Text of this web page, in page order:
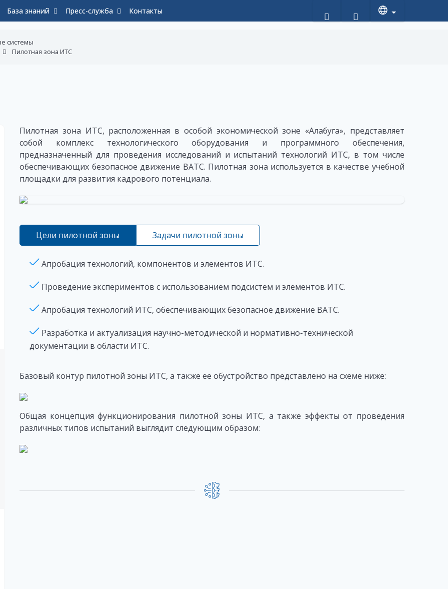
База знаний Пресс-служба Контакты
системы
Пилотная зона ИТС
Пилотная зона ИТС, расположенная в особой экономической зоне «Алабуга», представляет
собой комплекс технологического оборудования и программного обеспечения,
предназначенный для проведения исследований и испытаний технологий ИТС, в том числе
обеспечивающих безопасное движение ВАТС. Пилотная зона используется в качестве учебной
площадки для развития кадрового потенциала.
Цели пилотной зоны Задачи пилотной зоны
Апробация технологий, компонентов и элементов ИТС.
Проведение экспериментов с использованием подсистем и элементов ИТС.
Апробация технологий ИТС, обеспечивающих безопасное движение ВАТС.
Разработка и актуализация научно-методической и нормативно-технической
документации в области ИТС.
Базовый контур пилотной зоны ИТС, а также ее обустройство представлено на схеме ниже:
Общая концепция функционирования пилотной зоны ИТС, а также эффекты от проведения
различных типов испытаний выглядит следующим образом: